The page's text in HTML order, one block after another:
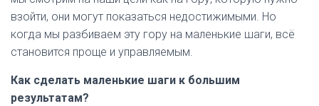
взойти, они могут показаться недостижимыми. Но
когда мы разбиваем эту гору на маленькие шаги, всё
становится проще и управляемым.
Как сделать маленькие шаги к большим
результатам?